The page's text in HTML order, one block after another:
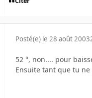
Posté(e) le 28 août 2003
52 °, non.... pour
Ensuite tant que tu ne